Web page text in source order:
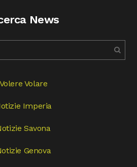
News
Volere Volare
Imperia
Savona
Genova